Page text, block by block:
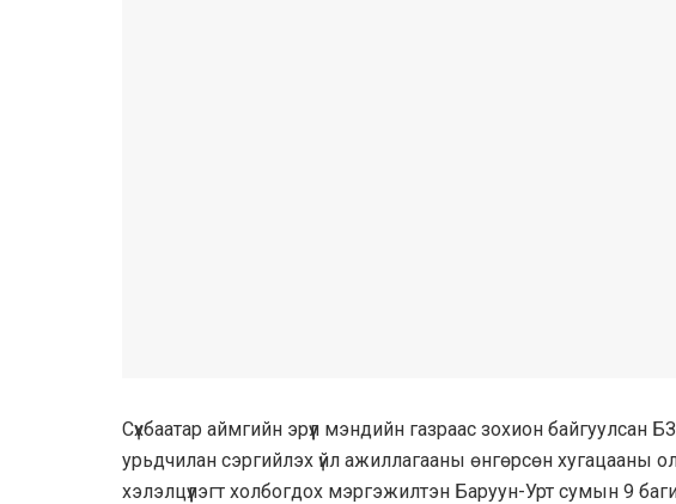
Сүхбаатар аймгийн эрүүл мэндийн газраас зохион
урьдчилан сэргийлэх үйл ажиллагааны өнгөрсөн хугацааны
хэлэлцүүлэгт холбогдох мэргэжилтэн Баруун-Урт сумын 9